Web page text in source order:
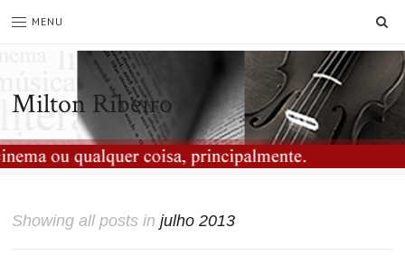
MENU
Milton Ribeiro
Showing all posts injulho 2013